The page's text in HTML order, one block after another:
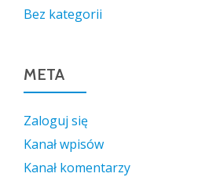
Bez kategorii
META
Zaloguj się
Kanał wpisów
Kanał komentarzy